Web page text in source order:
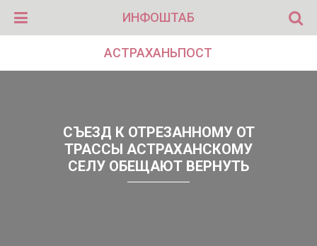
ИНФОШТАБ
АСТРАХАНЬПОСТ
СЪЕЗД К ОТРЕЗАННОМУ ОТ
ТРАССЫ АСТРАХАНСКОМУ
СЕЛУ ОБЕЩАЮТ ВЕРНУТЬ